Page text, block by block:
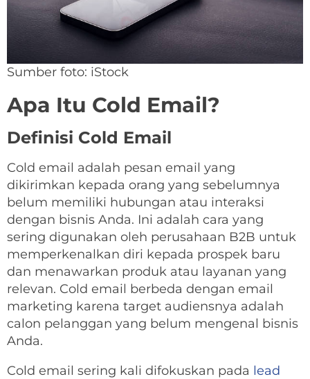
Sumber foto: iStock
Apa Itu Cold Email?
Definisi Cold Email
Cold email adalah pesan email yang
dikirimkan kepada orang yang sebelumnya
belum memiliki hubungan atau interaksi
dengan bisnis Anda. Ini adalah cara yang
sering digunakan oleh perusahaan B2B untuk
memperkenalkan diri kepada prospek baru
dan menawarkan produk atau layanan yang
relevan. Cold email berbeda dengan email
marketing karena target audiensnya adalah
calon pelanggan yang belum mengenal bisnis
Anda.
Cold email sering kali difokuskan pada lead